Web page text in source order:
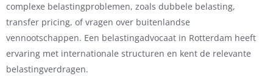
complexe belastingproblemen, zoals dubbele belasting,
transfer pricing, of vragen over buitenlandse
vennootschappen. Een belastingadvocaat in Rotterdam heeft
ervaring met internationale structuren en kent de relevante
belastingverdragen.